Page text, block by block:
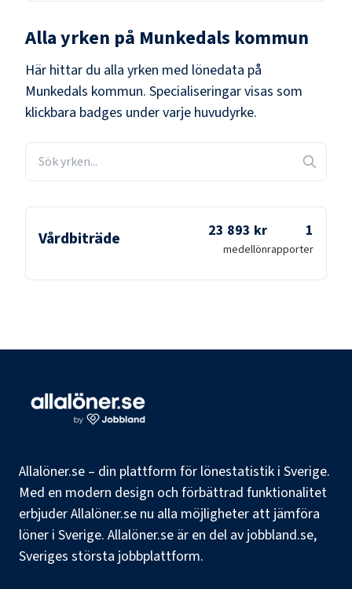
Alla yrken på Munkedals kommun
Här hittar du alla yrken med lönedata på
Munkedals kommun. Specialiseringar visas som
klickbara badges under varje huvudyrke.
Vårdbiträde 23 893 kr
medellön
1
rapporter
Allalöner.se – din plattform för lönestatistik i Sverige.
Med en modern design och förbättrad funktionalitet
erbjuder Allalöner.se nu alla möjligheter att jämföra
löner i Sverige. Allalöner.se är en del av jobbland.se,
Sveriges största jobbplattform.